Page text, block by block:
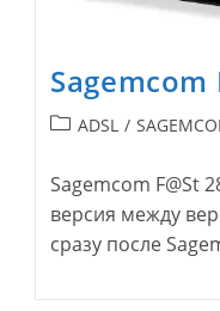
Sagemcom
Рубрика
ADSL /
Sagemcom F@St
версия между
сразу после